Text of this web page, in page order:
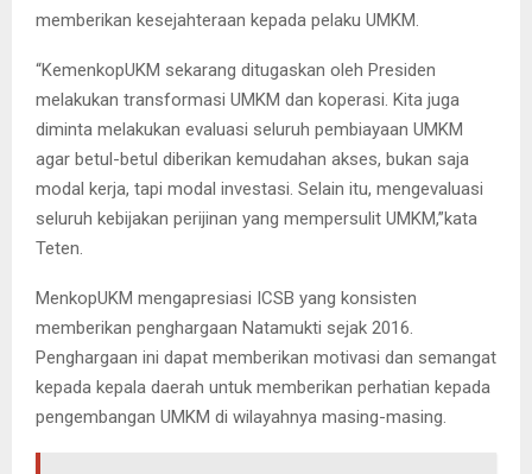
memberikan kesejahteraan kepada pelaku UMKM.
“KemenkopUKM sekarang ditugaskan oleh Presiden
melakukan transformasi UMKM dan koperasi. Kita juga
diminta melakukan evaluasi seluruh pembiayaan UMKM
agar betul-betul diberikan kemudahan akses, bukan saja
modal kerja, tapi modal investasi. Selain itu, mengevaluasi
seluruh kebijakan perijinan yang mempersulit UMKM,”kata
Teten.
MenkopUKM mengapresiasi ICSB yang konsisten
memberikan penghargaan Natamukti sejak 2016.
Penghargaan ini dapat memberikan motivasi dan semangat
kepada kepala daerah untuk memberikan perhatian kepada
pengembangan UMKM di wilayahnya masing-masing.